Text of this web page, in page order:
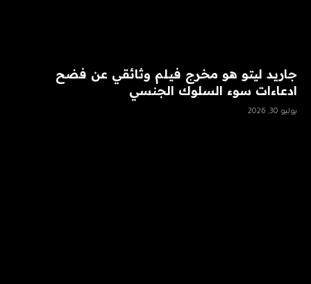
جاريد ليتو هو مخرج فيلم وثائقي عن فضح
ادعاءات سوء السلوك الجنسي
يوليو 30, 2026